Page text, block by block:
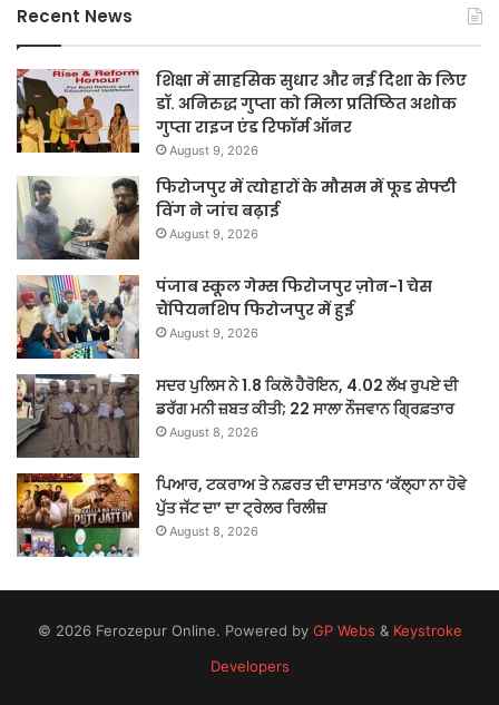
Recent News
शिक्षा में साहसिक सुधार और नई दिशा के लिए
डॉ. अनिरुद्ध गुप्ता को मिला प्रतिष्ठित अशोक
गुप्ता राइज एंड रिफॉर्म ऑनर
August 9, 2026
फिरोजपुर में त्योहारों के मौसम में फूड सेफ्टी
विंग ने जांच बढ़ाई
August 9, 2026
पंजाब स्कूल गेम्स फिरोजपुर ज़ोन-1 चेस
चैंपियनशिप फिरोजपुर में हुई
August 9, 2026
ਸਦਰ ਪੁਲਿਸ ਨੇ 1.8 ਕਿਲੋ ਹੈਰੋਇਨ, 4.02 ਲੱਖ ਰੁਪਏ ਦੀ
ਡਰੱਗ ਮਨੀ ਜ਼ਬਤ ਕੀਤੀ; 22 ਸਾਲਾ ਨੌਜਵਾਨ ਗ੍ਰਿਫ਼ਤਾਰ
August 8, 2026
ਪਿਆਰ, ਟਕਰਾਅ ਤੇ ਨਫ਼ਰਤ ਦੀ ਦਾਸਤਾਨ ‘ਕੱਲ੍ਹਾ ਨਾ ਹੋਵੇ
ਪੁੱਤ ਜੱਟ ਦਾ’ ਦਾ ਟ੍ਰੇਲਰ ਰਿਲੀਜ਼
August 8, 2026
© 2026 Ferozepur Online. Powered by GP Webs & Keystroke
Developers